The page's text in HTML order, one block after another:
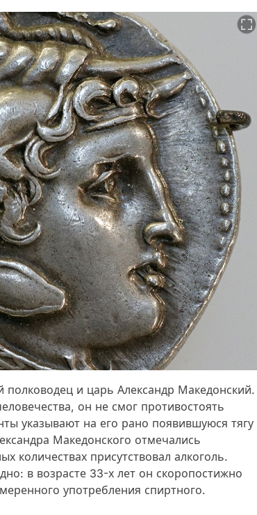
и царь Александр Македонский.
он не смог противостоять
указывают на его рано появившуюся тягу
Македонского отмечались
количествах присутствовал алкоголь.
в возрасте 33-х лет он скоропостижно
употребления спиртного.